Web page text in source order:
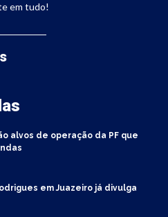
em tudo!
alvos de operação da PF que
em Juazeiro já divulga